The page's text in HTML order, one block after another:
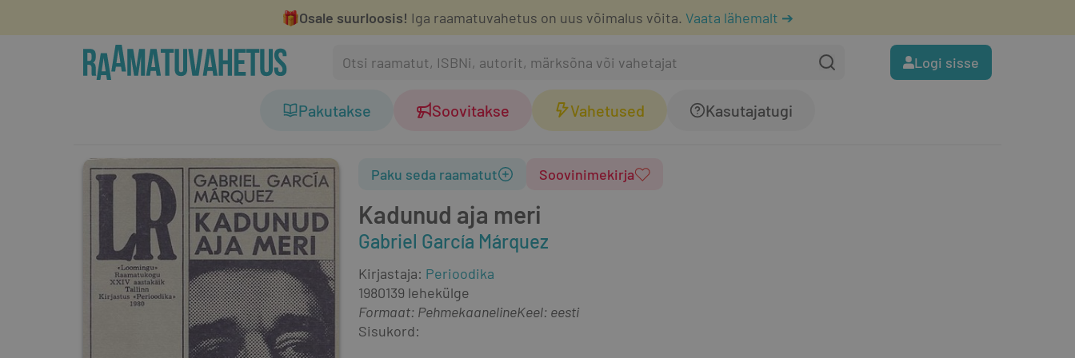
🎁Osale suurloosis! Iga raamatuvahetus on uus võimalus võita. Vaata lähemalt ➔
Logi sisse
Pakutakse Soovitakse Vahetused Kasutajatugi
Kadunud aja meri
Gabriel García Márquez
Paku seda raamatut Soovinimekirja
Kirjastaja: Perioodika
1980139 lehekülge
Formaat: PehmekaanelineKeel: eesti
Sisukord: